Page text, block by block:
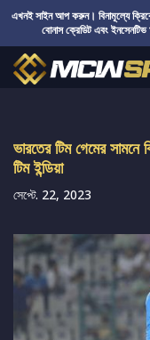
এখনই সাইন আপ করুন। বিনামূল্যে
বোনাস ক্রেডিট এবং
ভারতের টিম গেমের সামনে
টিম ইন্ডিয়া
সেপ্টে. 22, 2023